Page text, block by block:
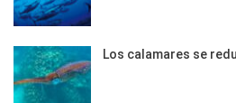
Los calamares se